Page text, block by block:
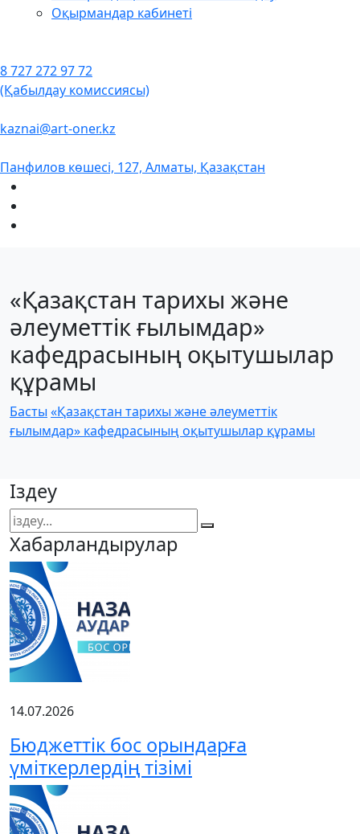
Оқырмандар кабинеті
8 727 272 97 72
(Қабылдау комиссиясы)
kaznai@art-oner.kz
Панфилов көшесі, 127, Алматы, Қазақстан
«Қазақстан тарихы және
әлеуметтік ғылымдар»
кафедрасының оқытушылар
құрамы
Басты «Қазақстан тарихы және әлеуметтік
ғылымдар» кафедрасының оқытушылар құрамы
Іздеу
Хабарландырулар
14.07.2026
Бюджеттік бос орындарға
үміткерлердің тізімі